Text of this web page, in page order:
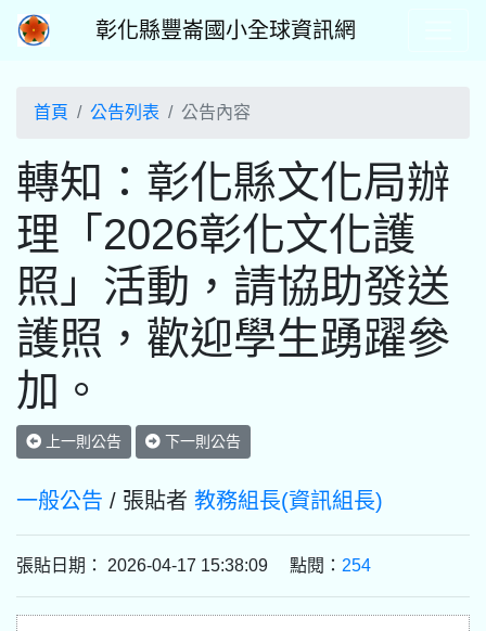
彰化縣豐崙國小全球資訊網
首頁 公告列表 公告內容
轉知：彰化縣文化局辦
理「2026彰化文化護
照」活動，請協助發送
護照，歡迎學生踴躍參
加。
上一則公告 下一則公告
一般公告 / 張貼者 教務組長(資訊組長)
張貼日期： 2026-04-17 15:38:09 點閱： 254